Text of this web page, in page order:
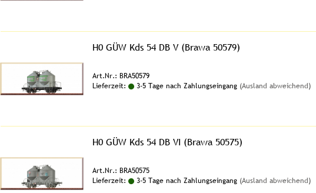
H0 GÜW Kds 54 DB V (Brawa 50579)
Art.Nr.: BRA50579
Lieferzeit:
3-5 Tage nach Zahlungseingang (Ausland abweichend)
H0 GÜW Kds 54 DB VI (Brawa 50575)
Art.Nr.: BRA50575
Lieferzeit:
3-5 Tage nach Zahlungseingang (Ausland abweichend)